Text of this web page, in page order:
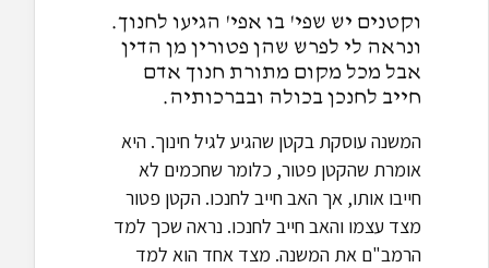
וקטנים יש שפי' בו אפי' הגיעו לחנוך.
ונראה לי לפרש שהן פטורין מן הדין
אבל מכל מקום מתורת חנוך אדם
חייב לחנכן בכולה ובברכותיה.
המשנה עוסקת בקטן שהגיע לגיל חינוך. היא
אומרת שהקטן פטור, כלומר שחכמים לא
חייבו אותו, אך האב חייב לחנכו. הקטן פטור
מצד עצמו והאב חייב לחנכו. נראה שכך למד
הרמב"ם את המשנה. מצד אחד הוא למד